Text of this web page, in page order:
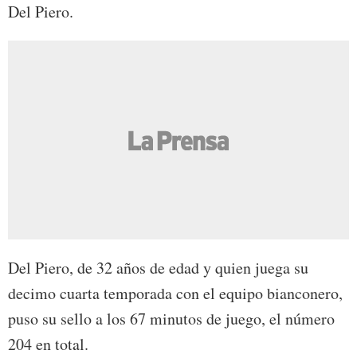
Del Piero.
Del Piero, de 32 años de edad y quien juega su
decimo cuarta temporada con el equipo bianconero,
puso su sello a los 67 minutos de juego, el número
204 en total.